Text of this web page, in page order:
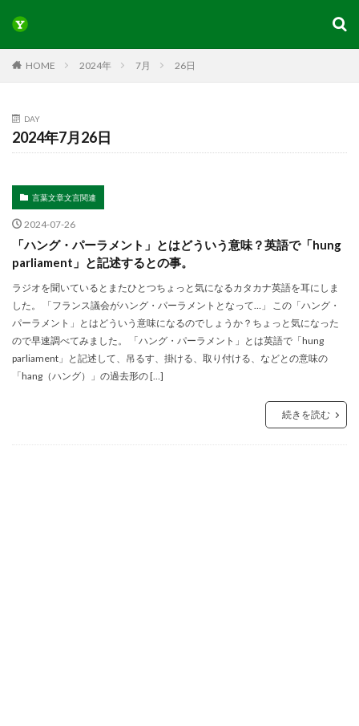
HOME 2024年 7月 26日
DAY
2024年7月26日
言葉文章文言関連
2024-07-26
「ハング・パーラメント」とはどういう意味？英語で「hung
parliament」と記述するとの事。
ラジオを聞いているとまたひとつちょっと気になるカタカナ英語を耳にしま
した。 「フランス議会がハング・パーラメントとなって…」 この「ハング・
パーラメント」とはどういう意味になるのでしょうか？ちょっと気になった
ので早速調べてみました。 「ハング・パーラメント」とは英語で「hung
parliament」と記述して、吊るす、掛ける、取り付ける、などとの意味の
「hang（ハング）」の過去形の […]
続きを読む